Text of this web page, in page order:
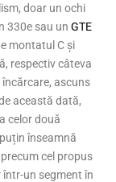
doar un ochi
330e sau unGTE
montatul C și
respectiv câteva
ascuns
această dată,
celor două
înseamnă
cel propus
într-un segment în